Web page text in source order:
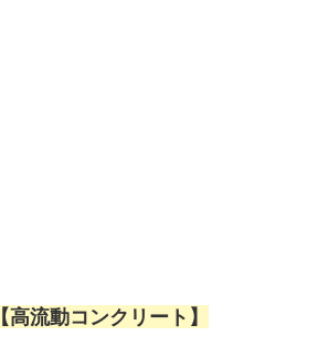
【高流動コンクリート】